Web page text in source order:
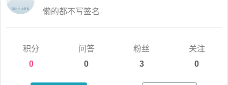
懒的都不写签名
积分
0
问答
0
粉丝
3
关注
0